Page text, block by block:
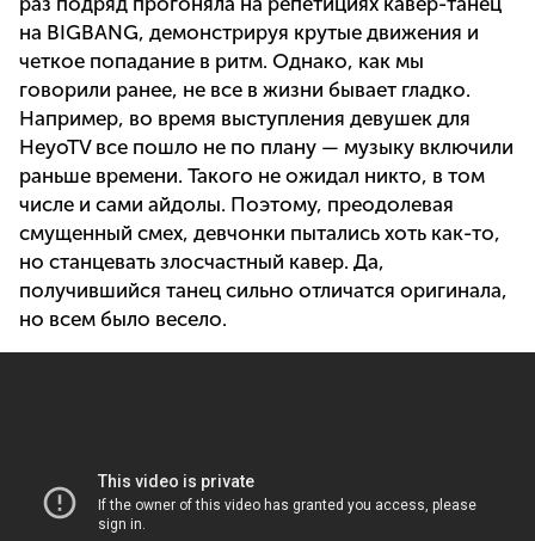
на BIGBANG, демонстрируя крутые движения и
четкое попадание в ритм. Однако, как мы
говорили ранее, не все в жизни бывает гладко.
Например, во время выступления девушек для
HeyoTV все пошло не по плану — музыку включили
раньше времени. Такого не ожидал никто, в том
числе и сами айдолы. Поэтому, преодолевая
смущенный смех, девчонки пытались хоть как-то,
но станцевать злосчастный кавер. Да,
получившийся танец сильно отличатся оригинала,
но всем было весело.